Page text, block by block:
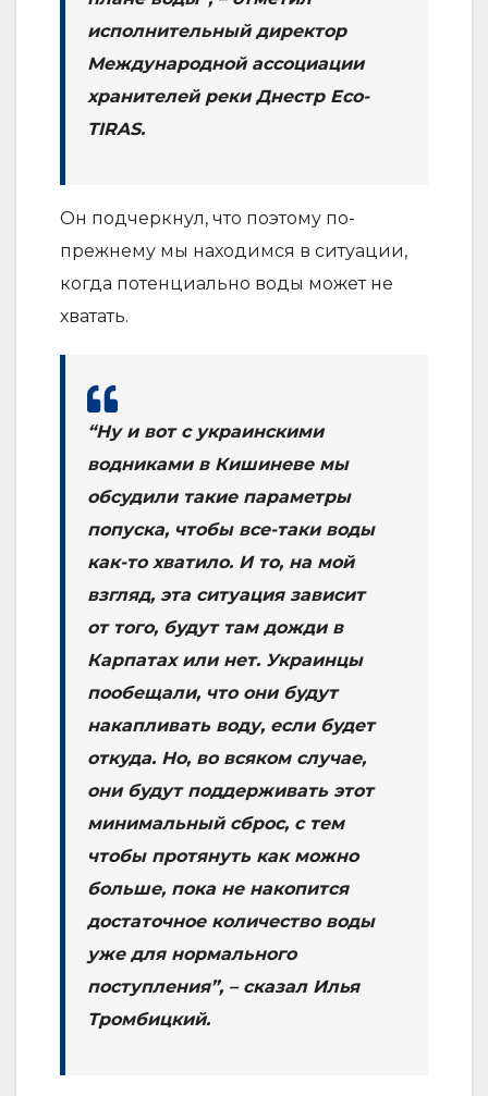
исполнительный директор
Международной ассоциации
хранителей реки Днестр Eco-
TIRAS.
Он подчеркнул, что поэтому по-
прежнему мы находимся в ситуации,
когда потенциально воды может не
хватать.
“Ну и вот с украинскими
водниками в Кишиневе мы
обсудили такие параметры
попуска, чтобы все-таки воды
как-то хватило. И то, на мой
взгляд, эта ситуация зависит
от того, будут там дожди в
Карпатах или нет. Украинцы
пообещали, что они будут
накапливать воду, если будет
откуда. Но, во всяком случае,
они будут поддерживать этот
минимальный сброс, с тем
чтобы протянуть как можно
больше, пока не накопится
достаточное количество воды
уже для нормального
поступления”, – сказал Илья
Тромбицкий.